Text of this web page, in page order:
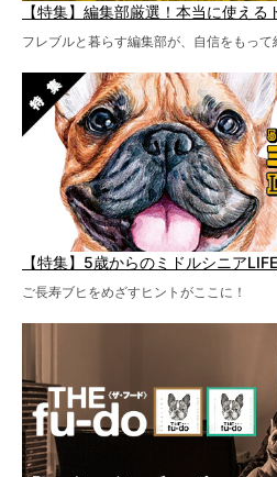
【特集】編集部厳選！本当に使える
フレブルと暮らす編集部が、自信をもっ
【特集】5歳からのミドルシニアLIFE
ご長寿ブヒをめざすヒントがここに！